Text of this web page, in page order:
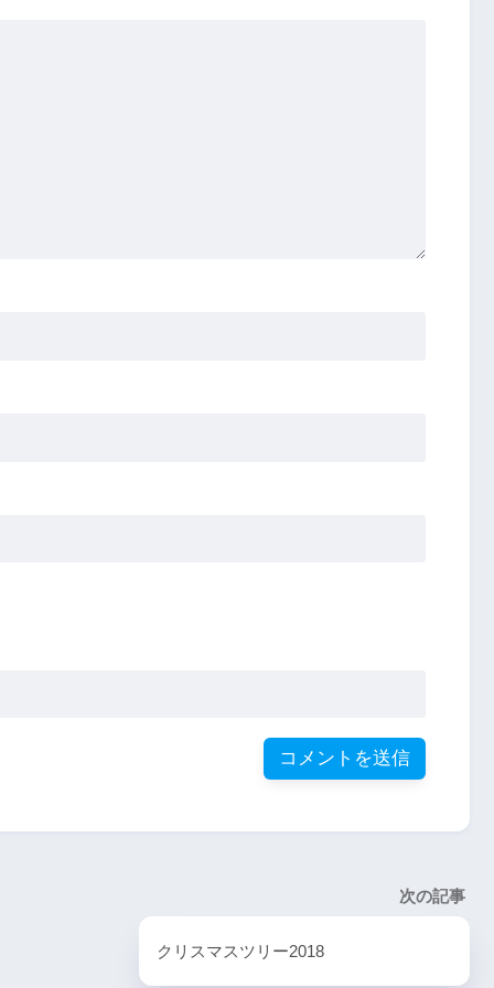
次の記事
クリスマスツリー2018